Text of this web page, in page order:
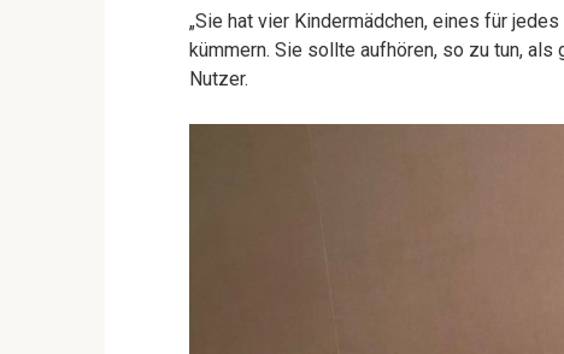
„Sie hat vier Kindermädchen, eines für
kümmern. Sie sollte aufhören, so zu tun,
Nutzer.